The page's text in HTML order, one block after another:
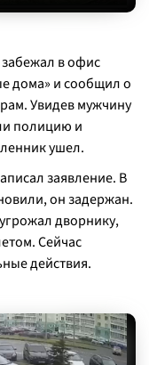
в офис
дома» и сообщил о
Увидев мужчину
полицию и
ушел.
заявление. В
он задержан.
дворнику,
Сейчас
действия.